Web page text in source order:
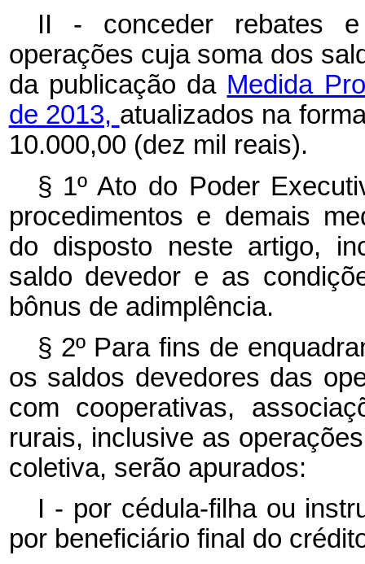
II - conceder rebates
operações cuja soma dos
da publicação da Medida
de 2013, atualizados na
10.000,00 (dez mil reais).
§ 1º Ato do Poder
procedimentos e demais
do disposto neste artigo,
saldo devedor e as
bônus de adimplência.
§ 2º Para fins de
os saldos devedores das
com cooperativas,
rurais, inclusive as
coletiva, serão apurados:
I - por cédula-filha ou
por beneficiário final do